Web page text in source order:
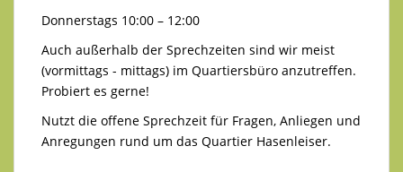
Donnerstags 10:00 – 12:00
Auch außerhalb der Sprechzeiten sind wir meist
(vormittags - mittags) im Quartiersbüro anzutreffen.
Probiert es gerne!
Nutzt die offene Sprechzeit für Fragen, Anliegen und
Anregungen rund um das Quartier Hasenleiser.